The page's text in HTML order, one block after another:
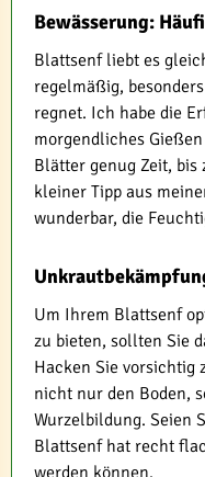
Bewässerung:
Blattsenf liebt es
regelmäßig,
regnet. Ich habe die
morgendliches
Blätter genug Zeit, bis
kleiner Tipp aus
wunderbar, die
Um Ihrem Blattsenf
zu bieten, sollten Sie
Hacken Sie vorsichtig
nicht nur den Boden,
Wurzelbildung. Seien
Blattsenf hat recht
werden können.